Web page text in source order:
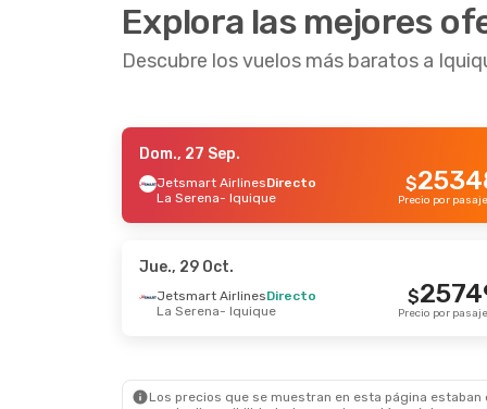
Explora las mejores
Descubre los vuelos más baratos a
- Dom., 27 Sep.
Directo
- Iquique
43823
Dom., 27
- Mar., 3 Nov.
- Santiago De Chile
52101
$
Precio por pasajero
Mié., 14
Iquique
Dom., 27 Sep.
Jetsmart AirlinesDirecto
La Serena- Iquique
$
Precio por
Jue., 29 Oct.
Jetsmart AirlinesDirecto
La Serena- Iquique
$
Precio por
Los precios que se muestran en esta página